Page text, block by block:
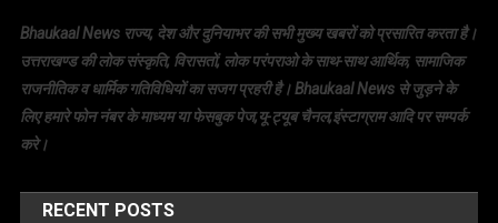
Bhaukaal News राज्य, देश और दुनियाभर की सभी मुख्य खबरों को प्रसारित करता है।
उत्तराखण्ड की लोक संस्कृति, विरासतों, लोक परंपराओ के साथ-साथ आर्थिक, सामाजिक
राजनीतिक व धार्मिक गतिविधियों का सजग प्रहरी है। Bhaukaal News से जुड़ने के
लिए हमारे फोन नंबर के माध्यम या फेसबुक पेज,यू-ट्यूब चैनल,इंस्टाग्राम आदि पर सम्पर्क
करे।
RECENT POSTS